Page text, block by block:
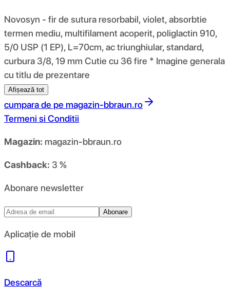
Novosyn - fir de sutura resorbabil, violet, absorbtie
termen mediu, multifilament acoperit, poliglactin 910,
5/0 USP (1 EP), L=70cm, ac triunghiular, standard,
curbura 3/8, 19 mm Cutie cu 36 fire * Imagine generala
cu titlu de prezentare
Afișează tot
cumpara de pe magazin-bbraun.ro
Termeni si Conditii
Magazin: magazin-bbraun.ro
Cashback: 3 %
Abonare newsletter
Abonare
Aplicație de mobil
Descarcă